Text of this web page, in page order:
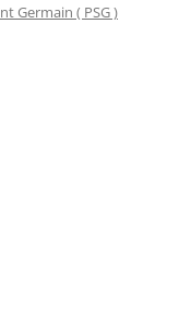
Germain ( PSG )